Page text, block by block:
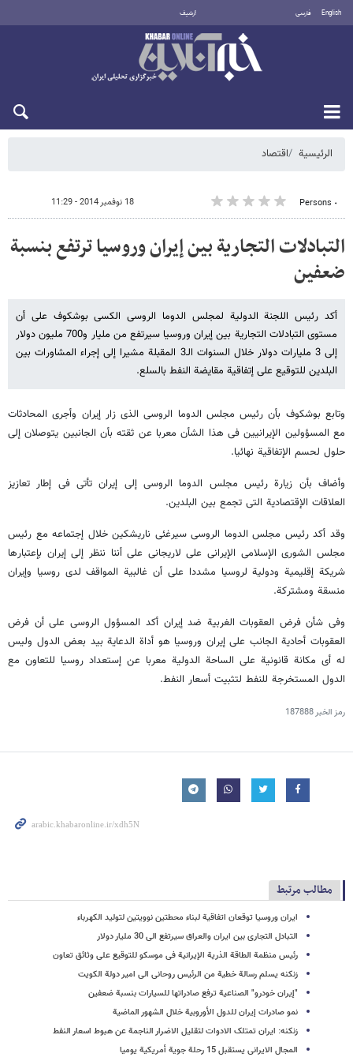
English فارسی أرشيف
الرئيسية اقتصاد
٠ Persons 18 نوفمبر 2014 - 11:29
التبادلات التجاریة بین إیران وروسیا ترتفع بنسبة
ضعفین
أکد رئیس اللجنة الدولیة لمجلس الدوما الروسی الکسی بوشکوف علی أن
مستوی التبادلات التجاریة بین إیران وروسیا سیرتفع من ملیار و700 ملیون دولار
إلی 3 ملیارات دولار خلال السنوات الـ3 المقبلة مشیرا إلی إجراء المشاورات بین
البلدین للتوقیع علی إتفاقیة مقایضة النفط بالسلع.
وتابع بوشکوف بأن رئیس مجلس الدوما الروسی الذی زار إیران وأجری المحادثات
مع المسؤولین الإیرانیین فی هذا الشأن معربا عن ثقته بأن الجانبین یتوصلان إلی
حلول لحسم الإتفاقیة نهائیا.
وأضاف بأن زیارة رئیس مجلس الدوما الروسی إلی إیران تأتی فی إطار تعازیز
العلاقات الإقتصادیة التی تجمع بین البلدین.
وقد أکد رئیس مجلس الدوما الروسی سیرغئی ناریشکین خلال إجتماعه مع رئیس
مجلس الشوری الإسلامی الإیرانی علی لاریجانی علی أننا ننظر إلی إیران بإعتبارها
شریکة إقلیمیة ودولیة لروسیا مشددا علی أن غالبیة المواقف لدی روسیا وإیران
منسقة ومشترکة.
وفی شأن فرض العقوبات الغربیة ضد إیران أکد المسؤول الروسی علی أن فرض
العقوبات أحادیة الجانب علی إیران وروسیا هو أداة الدعایة بید بعض الدول ولیس
له أی مکانة قانونیة علی الساحة الدولیة معربا عن إستعداد روسیا للتعاون مع
الدول المستخرجة للنفط لتثبیت أسعار النفط.
رمز الخبر187888
مطالب مرتبط
ایران وروسیا توقعان اتفاقیة لبناء محطتین نوویتین لتولید الکهرباء
التبادل التجاری بین ایران والعراق سیرتفع الی 30 ملیار دولار
رئیس منظمة الطاقة الذریة الإیرانیة فی موسکو للتوقیع علی وثائق تعاون
زنکنه یسلم رسالة خطیة من الرئیس روحانی الی امیر دولة الکویت
"إیران خودرو" الصناعیة ترفع صادراتها للسیارات بنسبة ضعفین
نمو صادرات إیران للدول الأوروبیة خلال الشهور الماضیة
زنکنه: ایران تمتلک الادوات لتقلیل الاضرار الناجمة عن هبوط اسعار النفط
المجال الایرانی یستقبل 15 رحلة جویة أمریکیة یومیا